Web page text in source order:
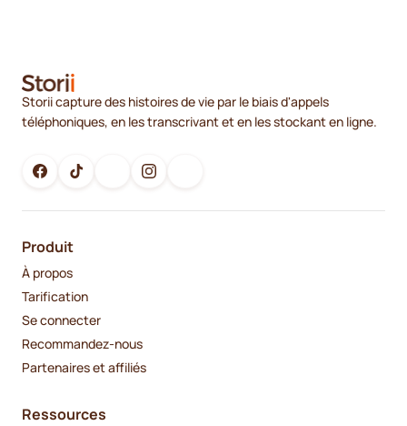
Storii capture des histoires de vie par le biais d'appels
téléphoniques, en les transcrivant et en les stockant en ligne.
Produit
À propos
Tarification
Se connecter
Recommandez-nous
Partenaires et affiliés
Ressources